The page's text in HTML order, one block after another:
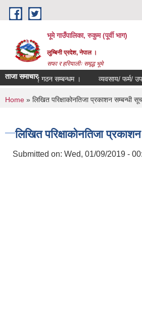
Skip to main content
भूमे गाउँपालिका, रुकुम (पूर्वी भाग)
लुम्बिनी प्रदेश, नेपाल ।
सफा र हरियालीः समृद्ध भूमे
ताजा समाचार
इकाई गठन सम्बन्धम । व्यवसाय/ फर्म/ उपभोक्ता
You are here
Home » लिखित परिक्षाकोनतिजा प्रकाशन सम्बन्धी
लिखित परिक्षाकोनतिजा
Submitted on: Wed, 01/09/2019 -